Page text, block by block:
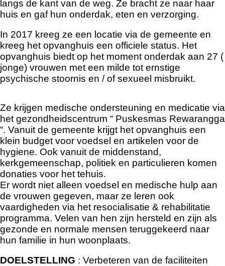
langs de kant van de weg. Ze bracht ze naar haar
huis en gaf hun onderdak, eten en verzorging.
In 2017 kreeg ze een locatie via de gemeente en
kreeg het opvanghuis een officiele status. Het
opvanghuis biedt op het moment onderdak aan 27 (
jonge) vrouwen met een milde tot ernstige
psychische stoornis en / of sexueel misbruikt.
Ze krijgen medische ondersteuning en medicatie via
het gezondheidscentrum “ Puskesmas Rewarangga
“. Vanuit de gemeente krijgt het opvanghuis een
klein budget voor voedsel en artikelen voor de
hygiene. Ook vanuit de middenstand,
kerkgemeenschap, politiek en particulieren komen
donaties voor het tehuis.
Er wordt niet alleen voedsel en medische hulp aan
de vrouwen gegeven, maar ze leren ook
vaardigheden via het resocialisatie & rehabilitatie
programma. Velen van hen zijn hersteld en zijn als
gezonde en normale mensen teruggekeerd naar
hun familie in hun woonplaats.
DOELSTELLING : Verbeteren van de faciliteiten